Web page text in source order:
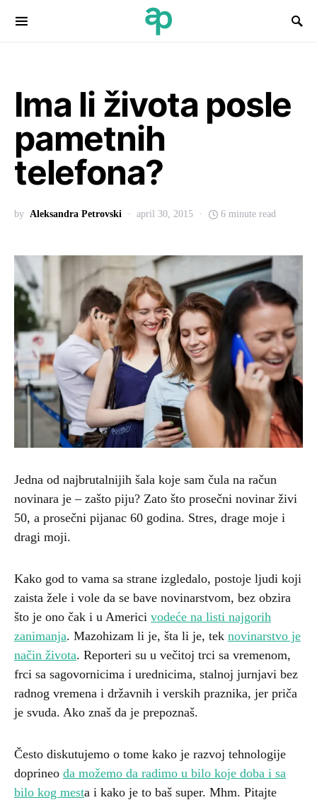
Search for:
Ima li života posle
pametnih
telefona?
by Aleksandra Petrovski april 30, 2015 6 minute read
Jedna od najbrutalnijih šala koje sam čula na račun
novinara je – zašto piju? Zato što prosečni novinar živi
50, a prosečni pijanac 60 godina. Stres, drage moje i
dragi moji.
Kako god to vama sa strane izgledalo, postoje ljudi koji
zaista žele i vole da se bave novinarstvom, bez obzira
što je ono čak i u Americi vodeće na listi najgorih
zanimanja. Mazohizam li je, šta li je, tek novinarstvo je
način života. Reporteri su u večitoj trci sa vremenom,
frci sa sagovornicima i urednicima, stalnoj jurnjavi bez
radnog vremena i državnih i verskih praznika, jer priča
je svuda. Ako znaš da je prepoznaš.
Često diskutujemo o tome kako je razvoj tehnologije
doprineo da možemo da radimo u bilo koje doba i sa
bilo kog mesta i kako je to baš super. Mhm. Pitajte